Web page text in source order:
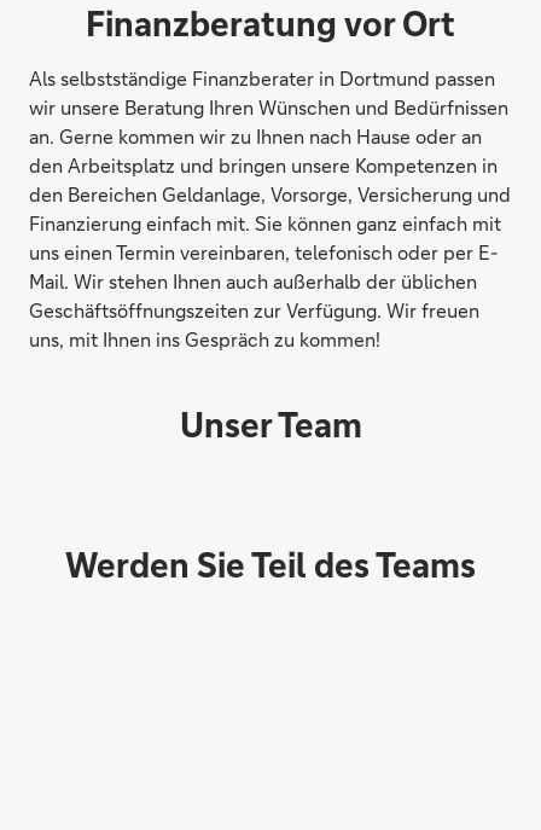
Finanzberatung vor Ort
Als selbstständige Finanzberater in Dortmund passen
wir unsere Beratung Ihren Wünschen und Bedürfnissen
an. Gerne kommen wir zu Ihnen nach Hause oder an
den Arbeitsplatz und bringen unsere Kompetenzen in
den Bereichen Geldanlage, Vorsorge, Versicherung und
Finanzierung einfach mit. Sie können ganz einfach mit
uns einen Termin vereinbaren, telefonisch oder per E-
Mail. Wir stehen Ihnen auch außerhalb der üblichen
Geschäftsöffnungszeiten zur Verfügung. Wir freuen
uns, mit Ihnen ins Gespräch zu kommen!
Unser Team
Werden Sie Teil des Teams